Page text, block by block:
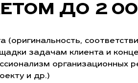
ДО 2
(оригинальность,
задачам клиента и
организационных
и др.)